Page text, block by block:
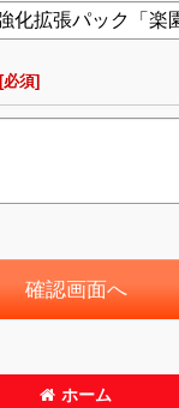
[必須]
確認画面へ
ホーム